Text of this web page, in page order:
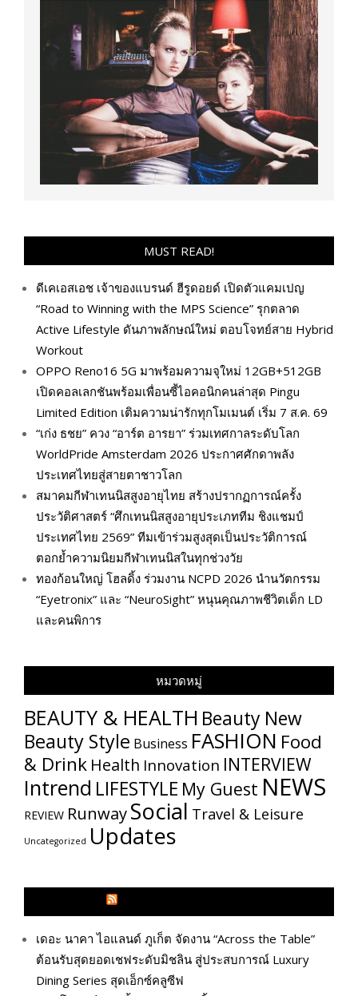
MUST READ!
ดีเคเอสเอช เจ้าของแบรนด์ ฮีรูดอยด์ เปิดตัวแคมเปญ
“Road to Winning with the MPS Science” รุกตลาด
Active Lifestyle ดันภาพลักษณ์ใหม่ ตอบโจทย์สาย Hybrid
Workout
OPPO Reno16 5G มาพร้อมความจุใหม่ 12GB+512GB
เปิดคอลเลกชันพร้อมเพื่อนซี้ไอคอนิกคนล่าสุด Pingu
Limited Edition เติมความน่ารักทุกโมเมนต์ เริ่ม 7 ส.ค. 69
“เก่ง ธชย” ควง “อาร์ต อารยา” ร่วมเทศกาลระดับโลก
WorldPride Amsterdam 2026 ประกาศศักดาพลัง
ประเทศไทยสู่สายตาชาวโลก
สมาคมกีฬาเทนนิสสูงอายุไทย สร้างปรากฏการณ์ครั้ง
ประวัติศาสตร์ “ศึกเทนนิสสูงอายุประเภททีม ชิงแชมป์
ประเทศไทย 2569” ทีมเข้าร่วมสูงสุดเป็นประวัติการณ์
ตอกย้ำความนิยมกีฬาเทนนิสในทุกช่วงวัย
ทองก้อนใหญ่ โฮลดิ้ง ร่วมงาน NCPD 2026 นำนวัตกรรม
“Eyetronix” และ “NeuroSight” หนุนคุณภาพชีวิตเด็ก LD
และคนพิการ
หมวดหมู่
BEAUTY & HEALTH Beauty New
Beauty Style Business FASHION Food
& Drink Health Innovation INTERVIEW
Intrend LIFESTYLE My​ Guest NEWS
REVIEW RunwaySocial Travel & Leisure
Uncategorized Updates
เดอะ นาคา ไอแลนด์ ภูเก็ต จัดงาน “Across the Table”
ต้อนรับสุดยอดเชฟระดับมิชลิน สู่ประสบการณ์ Luxury
Dining Series สุดเอ็กซ์คลูซีฟ